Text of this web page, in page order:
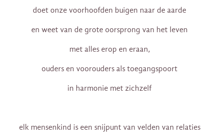
doet onze voorhoofden buigen naar de aarde
en weet van de grote oorsprong van het leven
met alles erop en eraan,
ouders en voorouders als toegangspoort
in harmonie met zichzelf
elk mensenkind is een snijpunt van velden van relaties